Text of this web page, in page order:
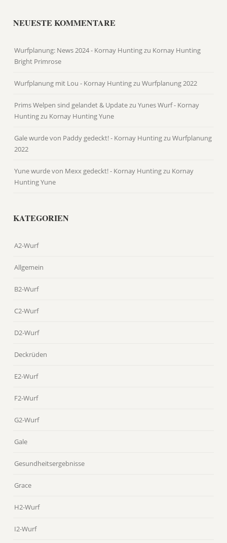
NEUESTE KOMMENTARE
Wurfplanung: News 2024 - Kornay Huntingzu Kornay Hunting
Bright Primrose
Wurfplanung mit Lou - Kornay HuntingzuWurfplanung 2022
Prims Welpen sind gelandet & Update zu Yunes Wurf - Kornay
Huntingzu Kornay Hunting Yune
Gale wurde von Paddy gedeckt! - Kornay HuntingzuWurfplanung
2022
Yune wurde von Mexx gedeckt! - Kornay Huntingzu Kornay
Hunting Yune
KATEGORIEN
A2-Wurf
Allgemein
B2-Wurf
C2-Wurf
D2-Wurf
Deckrüden
E2-Wurf
F2-Wurf
G2-Wurf
Gale
Gesundheitsergebnisse
Grace
H2-Wurf
I2-Wurf